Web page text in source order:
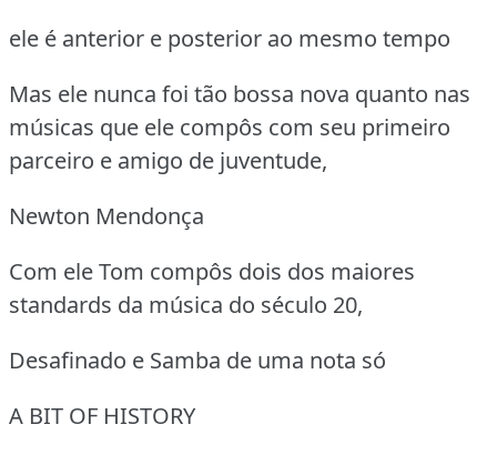
ele é anterior e posterior ao mesmo tempo
Mas ele nunca foi tão bossa nova quanto nas
músicas que ele compôs com seu primeiro
parceiro e amigo de juventude,
Newton Mendonça
Com ele Tom compôs dois dos maiores
standards da música do século 20,
Desafinado e Samba de uma nota só
A BIT OF HISTORY